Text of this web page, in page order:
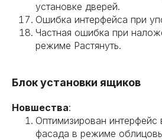
установке дверей.
Ошибка интерфейса при
Частная ошибка при
режиме Растянуть.
Блок установки ящиков
Новшества:
Оптимизирован
фасада в режиме